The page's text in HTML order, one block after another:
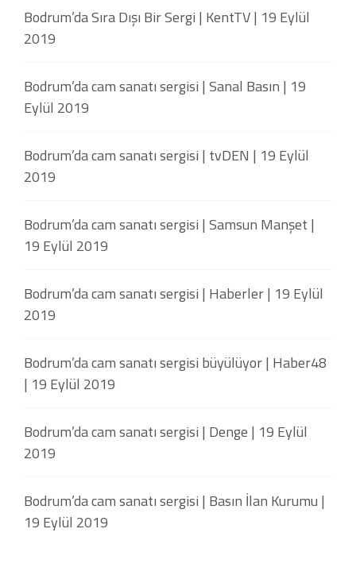
Bodrum’da Sıra Dışı Bir Sergi | KentTV | 19 Eylül
2019
Bodrum’da cam sanatı sergisi | Sanal Basın | 19
Eylül 2019
Bodrum’da cam sanatı sergisi | tvDEN | 19 Eylül
2019
Bodrum’da cam sanatı sergisi | Samsun Manşet |
19 Eylül 2019
Bodrum’da cam sanatı sergisi | Haberler | 19 Eylül
2019
Bodrum’da cam sanatı sergisi büyülüyor | Haber48
| 19 Eylül 2019
Bodrum’da cam sanatı sergisi | Denge | 19 Eylül
2019
Bodrum’da cam sanatı sergisi | Basın İlan Kurumu |
19 Eylül 2019